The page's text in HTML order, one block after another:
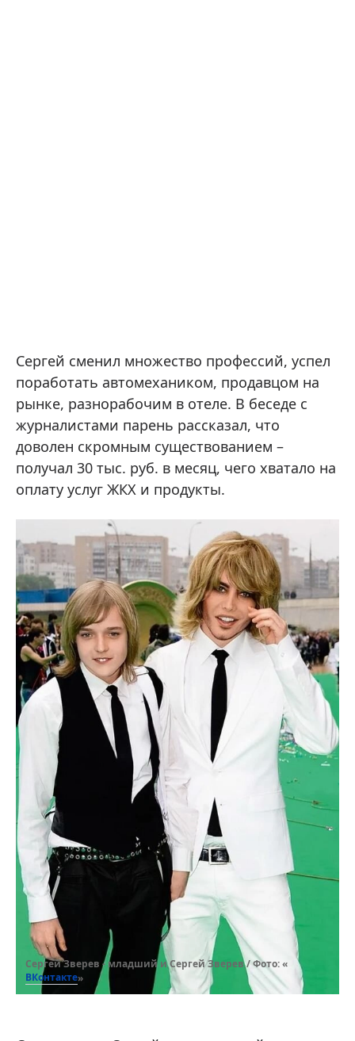
Сергей сменил множество профессий, успел
поработать автомехаником, продавцом на
рынке, разнорабочим в отеле. В беседе с
журналистами парень рассказал, что
доволен скромным существованием –
получал 30 тыс. руб. в месяц, чего хватало на
оплату услуг ЖКХ и продукты.
Сергей Зверев - младший и Сергей Зверев / Фото: «
ВКонтакте»